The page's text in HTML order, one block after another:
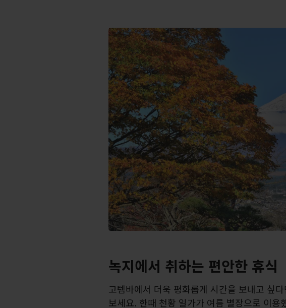
녹지에서 취하는 편안한 휴식
고템바에서 더욱 평화롭게 시간을 보내고 싶
보세요. 한때 천황 일가가 여름 별장으로 이용